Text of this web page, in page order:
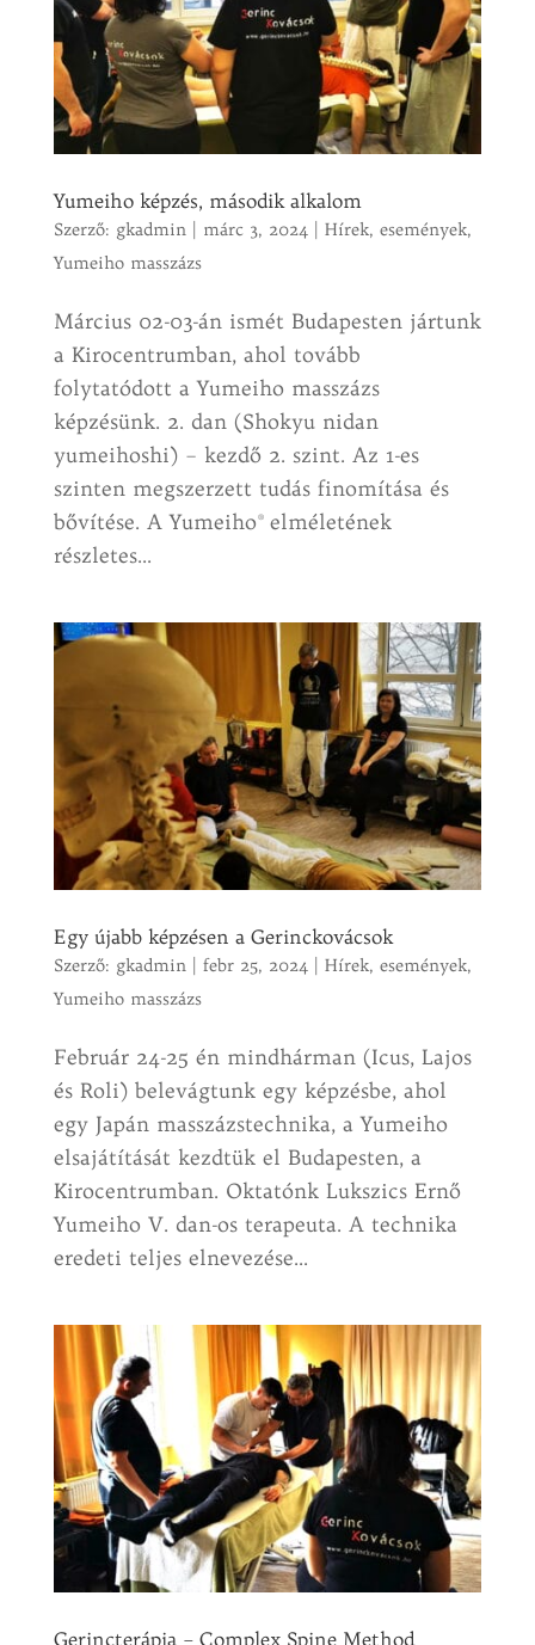
Yumeiho képzés, második alkalom
Szerző: gkadmin| márc 3, 2024| Hírek, események,
Yumeiho masszázs
Március 02-03-án ismét Budapesten jártunk
a Kirocentrumban, ahol tovább
folytatódott a Yumeiho masszázs
képzésünk. 2. dan (Shokyu nidan
yumeihoshi) – kezdő 2. szint. Az 1-es
szinten megszerzett tudás finomítása és
bővítése. A Yumeiho® elméletének
részletes...
Egy újabb képzésen a Gerinckovácsok
Szerző: gkadmin| febr 25, 2024| Hírek, események,
Yumeiho masszázs
Február 24-25 én mindhárman (Icus, Lajos
és Roli) belevágtunk egy képzésbe, ahol
egy Japán masszázstechnika, a Yumeiho
elsajátítását kezdtük el Budapesten, a
Kirocentrumban. Oktatónk Lukszics Ernő
Yumeiho V. dan-os terapeuta. A technika
eredeti teljes elnevezése...
Gerincterápia – Complex Spine Method